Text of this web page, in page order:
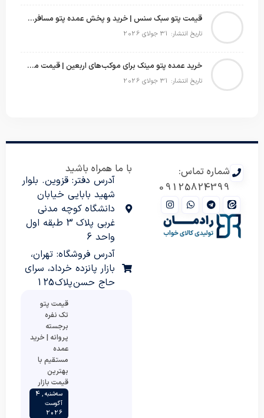
قیمت پتو سبک سنس | خرید و پخش عمده پتو مسافرتی Sense
تاریخ انتشار: 31 جولای 2026
خرید عمده پتو مینک برای موکب‌های اربعین | قیمت مناسب و ارسال سریع
تاریخ انتشار: 31 جولای 2026
شماره تماس:
09125824399
با ما همراه باشید
آدرس دفتر: قزوین. بلوار
شهید بابایی خیابان
دانشگاه کوچه مدنی
غربی پلاک 3 طبقه اول
واحد 6
آدرس فروشگاه: تهران،
بازار پانزده خرداد، سرای
حاج حسن پلاک 125
قیمت پتو
تک نفره
برجسته
پروانه | خرید
عمده
مستقیم با
بهترین
قیمت بازار
سه‌شنبه , 4
آگوست
2026